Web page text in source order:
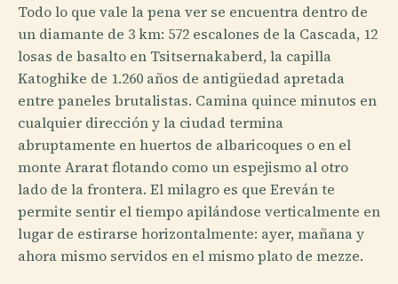
Todo lo que vale la pena ver se encuentra dentro de
un diamante de 3 km: 572 escalones de la Cascada, 12
losas de basalto en Tsitsernakaberd, la capilla
Katoghike de 1.260 años de antigüedad apretada
entre paneles brutalistas. Camina quince minutos en
cualquier dirección y la ciudad termina
abruptamente en huertos de albaricoques o en el
monte Ararat flotando como un espejismo al otro
lado de la frontera. El milagro es que Ereván te
permite sentir el tiempo apilándose verticalmente en
lugar de estirarse horizontalmente: ayer, mañana y
ahora mismo servidos en el mismo plato de mezze.